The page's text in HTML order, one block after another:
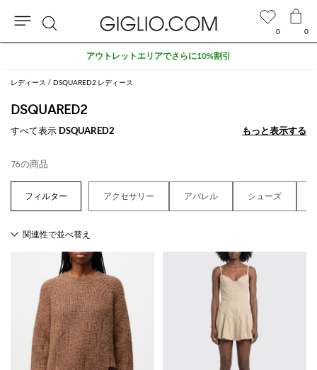
レディース DSQUARED2 レディース
DSQUARED2
すべて表示 DSQUARED2 もっと表示する
もっと表示する
76の商品
アクセサリー アパレル シューズ
0 0
検
アウトレットエリアでさらに10%割引